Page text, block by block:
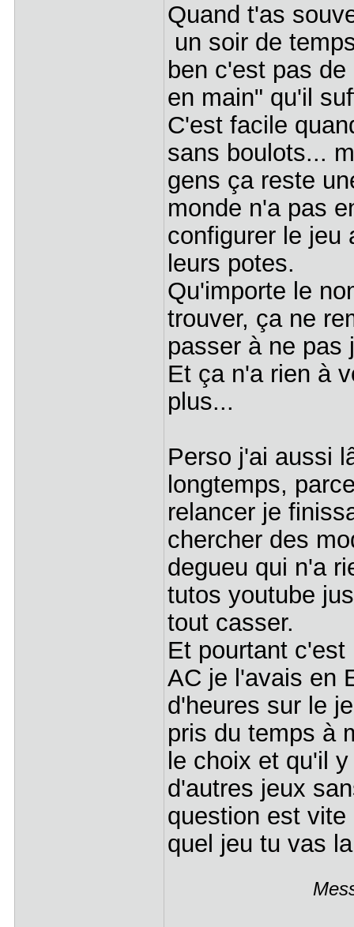
Quand t'as
un soir de
ben c'est pas
en main" qu'il
C'est facile
sans boulots...
gens ça reste
monde n'a pas
configurer le jeu
leurs potes.
Qu'importe le
trouver, ça ne
passer à ne pas
Et ça n'a rien à
plus...
Perso j'ai aussi
longtemps,
relancer je
chercher des
degueu qui n'a
tutos youtube
tout casser.
Et pourtant
AC je l'avais en
d'heures sur le
pris du temps à
le choix et qu'il
d'autres jeux
question est
quel jeu tu vas